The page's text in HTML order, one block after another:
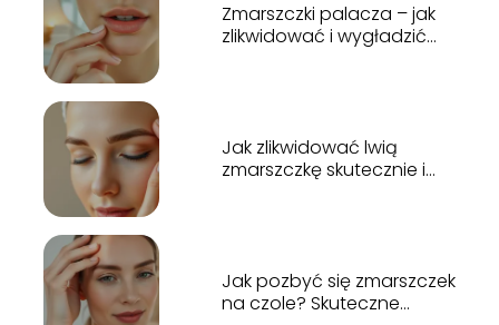
Zmarszczki palacza – jak
zlikwidować i wygładzić
Jak zlikwidować lwią
zmarszczkę skutecznie i
Jak pozbyć się zmarszczek
na czole? Skuteczne